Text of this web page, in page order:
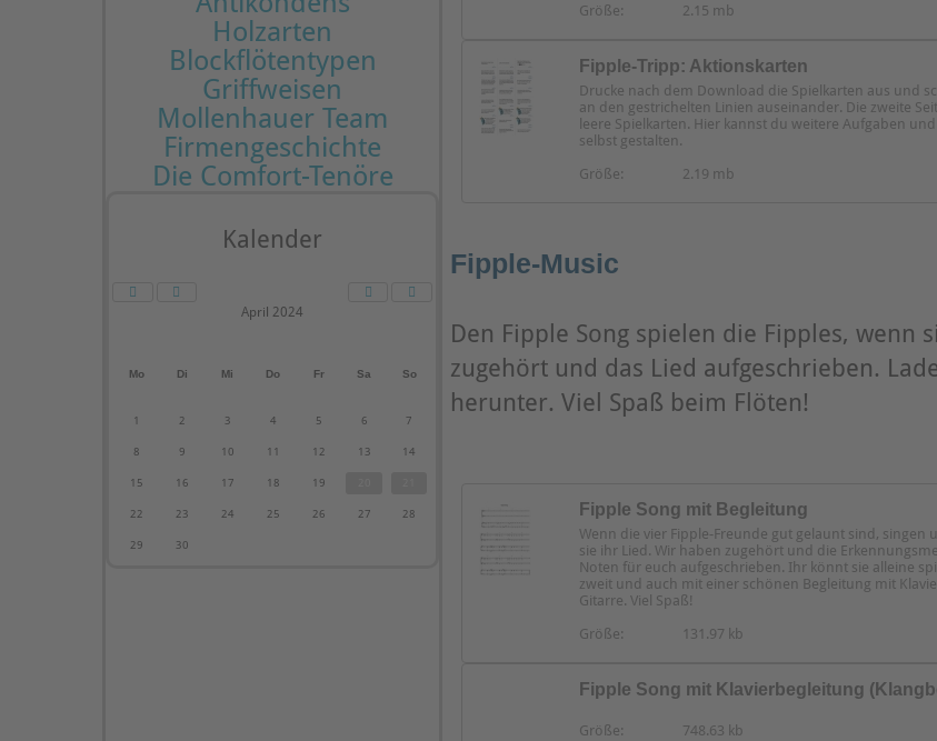
Holzarten
Blockflötentypen
Griffweisen
Mollenhauer Team
Firmengeschichte
Die Comfort-Tenöre
Kalender
April 2024
Mo Di Mi Do Fr Sa So
1 2 3 4 5 6 7
8 9 10 11 12 13 14
15 16 17 18 19
22 23 24 25 26 27 28
29 30
Größe:
2.15 mb
Fipple-Tripp: Aktionskarten
Drucke nach dem Download die Spielkarten aus und
an den gestrichelten Linien auseinander. Die zweite
leere Spielkarten. Hier kannst du weitere Aufgaben und
selbst gestalten.
Größe:
2.19 mb
Fipple-Music
Den Fipple Song spielen die Fipples, wenn
zugehört und das Lied aufgeschrieben.
herunter. Viel Spaß beim Flöten!
Fipple Song mit Begleitung
Wenn die vier Fipple-Freunde gut gelaunt sind, singen
sie ihr Lied. Wir haben zugehört und die
Noten für euch aufgeschrieben. Ihr könnt sie alleine
zweit und auch mit einer schönen Begleitung mit
Gitarre. Viel Spaß!
Größe:
131.97 kb
Fipple Song mit Klavierbegleitung
Größe: 748.63 kb